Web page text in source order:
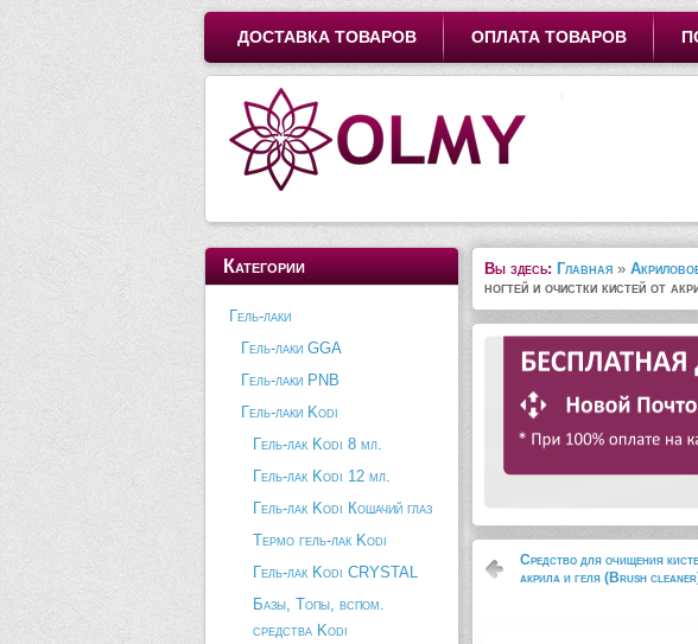
ДОСТАВКА ТОВАРОВ ОПЛАТА ТОВАРОВ
Категории
Гель-лаки
Гель-лаки GGA
Гель-лаки PNB
Гель-лаки Kodi
Гель-лак Kodi 8 мл.
Гель-лак Kodi 12 мл.
Гель-лак Kodi Кошачий глаз
Термо гель-лак Kodi
Гель-лак Kodi CRYSTAL
Базы, Топы, вспом.
средства Kodi
Вы здесь: Главная »
ногтей и очистки кистей от
Средство для очищения
акрила и геля (Brush